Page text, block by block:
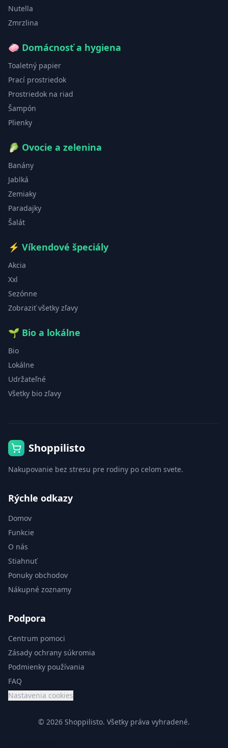
Nutella
Zmrzlina
🧼 Domácnosť a hygiena
Toaletný papier
Prací prostriedok
Prostriedok na riad
Šampón
Plienky
🥬 Ovocie a zelenina
Banány
Jablká
Zemiaky
Paradajky
Šalát
⚡ Víkendové špeciály
Akcia
Xxl
Sezónne
Zobraziť všetky zľavy
🌱 Bio a lokálne
Bio
Lokálne
Udržateľné
Všetky bio zľavy
Shoppilisto
Nakupovanie bez stresu pre rodiny po celom svete.
Rýchle odkazy
Domov
Funkcie
O nás
Stiahnuť
Ponuky obchodov
Nákupné zoznamy
Podpora
Centrum pomoci
Zásady ochrany súkromia
Podmienky používania
FAQ
Nastavenia cookies
© 2026 Shoppilisto. Všetky práva vyhradené.